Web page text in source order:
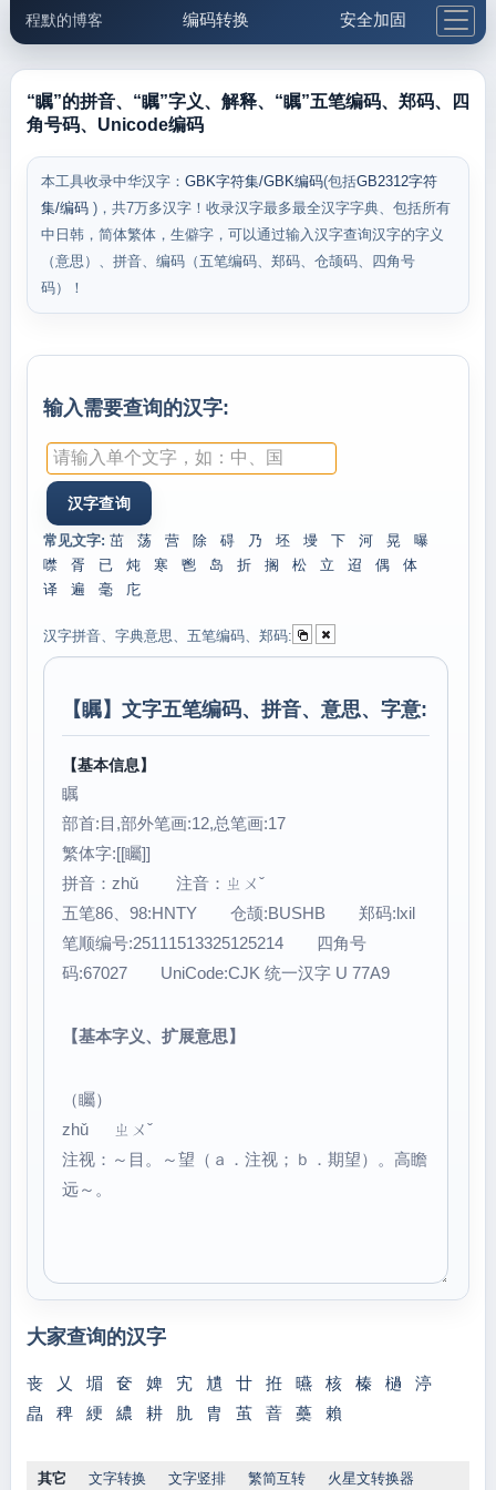
程默的博客 编码转换 安全加固
邮件工具 生活便民 更多工具
“瞩”的拼音、“瞩”字义、解释、“瞩”五笔编码、郑码、四
角号码、Unicode编码
本工具收录中华汉字： GBK字符集/GBK编码(包括GB2312字符
集/编码 )，共7万多汉字！收录汉字最多最全汉字字典、包括所有
中日韩，简体繁体，生僻字，可以通过输入汉字查询汉字的字义
（意思）、拼音、编码（五笔编码、郑码、仓颉码、四角号
码）！
输入需要查询的汉字:
常见文字: 茁 荡 营 除 碍 乃 坯 墁 下 河 晃
曝
噤
胥 已 炖 寒 鬯 岛 折 搁 松 立 迢 偶
体
译
遍 毫 庀
汉字拼音、字典意思、五笔编码、郑码:
【 瞩】文字五笔编码、拼音、意思、字意:
【基本信息】
瞩
部首:目,部外笔画:12,总笔画:17
繁体字:[[矚]]
拼音：zhǔ 注音：ㄓㄨˇ
五笔86、98:HNTY 仓颉:BUSHB 郑码:lxil
笔顺编号:25111513325125214 四角号
码:67027 UniCode:CJK 统一汉字 U 77A9
【基本字义、扩展意思】
（矚）
zhǔ ㄓㄨˇ
注视：～目。～望（ａ．注视；ｂ．期望）。高瞻
远～。
大家查询的汉字
丧 乂 堳 奁 婢 宄 尵 廿 拰 曣 核 榛 檛
渟
皛
稗 綆 繷 耕 肍 胄 茧 萻 蘽 賴
其它 文字转换 文字竖排 繁简互转 火星文转换器